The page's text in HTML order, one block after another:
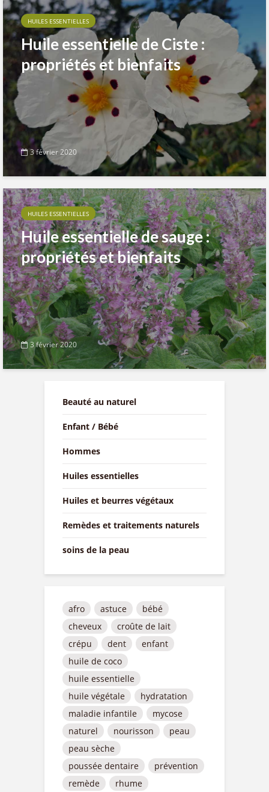
HUILES ESSENTIELLES
Huile essentielle de Ciste :
propriétés et bienfaits
3 février 2020
HUILES ESSENTIELLES
Huile essentielle de sauge :
propriétés et bienfaits
3 février 2020
Beauté au naturel
Enfant / Bébé
Hommes
Huiles essentielles
Huiles et beurres végétaux
Remèdes et traitements naturels
soins de la peau
afro astuce
bébé
cheveux
croûte de lait
crépu
dent
enfant
huile de coco
huile essentielle
huile végétale
hydratation
maladie infantile
mycose
naturel
nourisson
peau
peau sèche
poussée dentaire
prévention
remède
rhume